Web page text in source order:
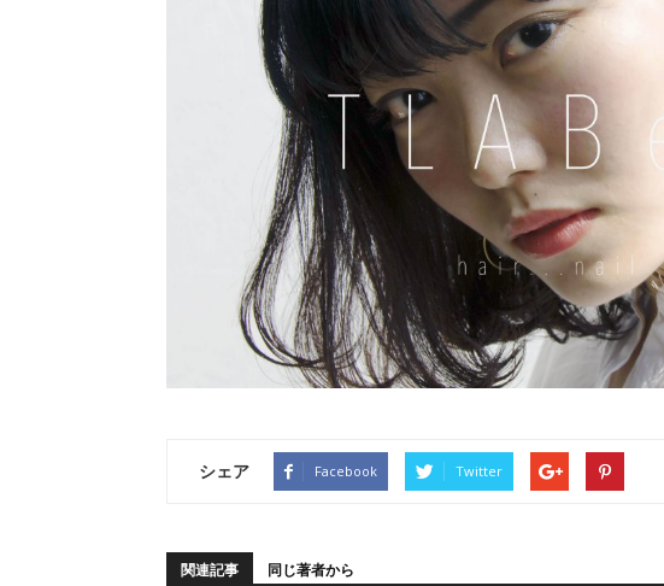
シェア Facebook Twitter
関連記事 同じ著者から